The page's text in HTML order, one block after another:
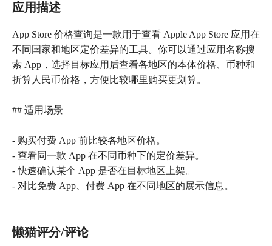
应用描述
App Store 价格查询是一款用于查看 Apple App Store 应用在
不同国家和地区定价差异的工具。你可以通过应用名称搜
索 App，选择目标应用后查看各地区的本体价格、币种和
折算人民币价格，方便比较哪里购买更划算。
## 适用场景
- 购买付费 App 前比较各地区价格。
- 查看同一款 App 在不同币种下的定价差异。
- 快速确认某个 App 是否在目标地区上架。
- 对比免费 App、付费 App 在不同地区的展示信息。
懒猫评分/评论